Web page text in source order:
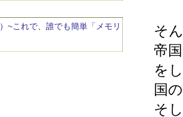
~これで、誰でも簡単「メモリ
そ
帝
を
国
そ